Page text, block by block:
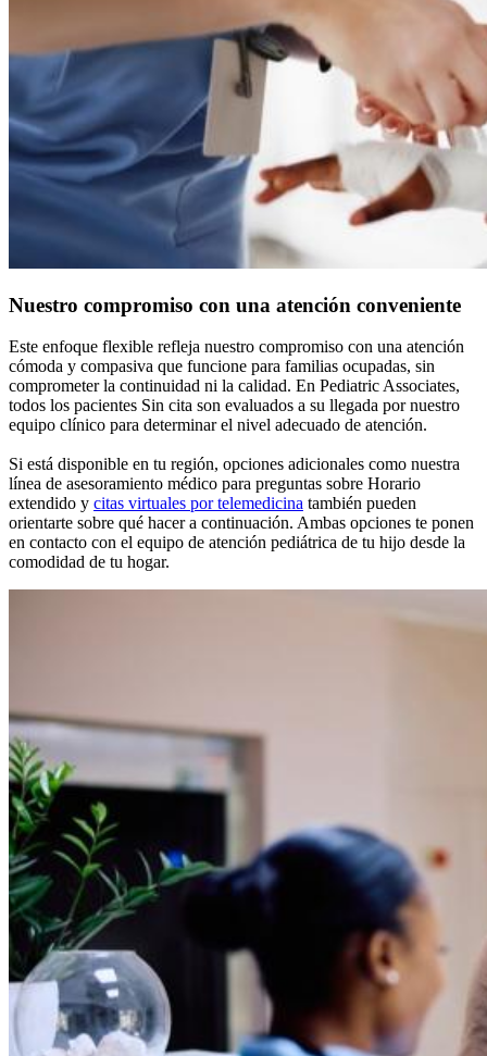
Nuestro compromiso con una atención conveniente
Este enfoque flexible refleja nuestro compromiso con una atención
cómoda y compasiva que funcione para familias ocupadas, sin
comprometer la continuidad ni la calidad. En Pediatric Associates,
todos los pacientes Sin cita son evaluados a su llegada por nuestro
equipo clínico para determinar el nivel adecuado de atención.
Si está disponible en tu región, opciones adicionales como nuestra
línea de asesoramiento médico para preguntas sobre Horario
extendido y citas virtuales por telemedicina también pueden
orientarte sobre qué hacer a continuación. Ambas opciones te ponen
en contacto con el equipo de atención pediátrica de tu hijo desde la
comodidad de tu hogar.